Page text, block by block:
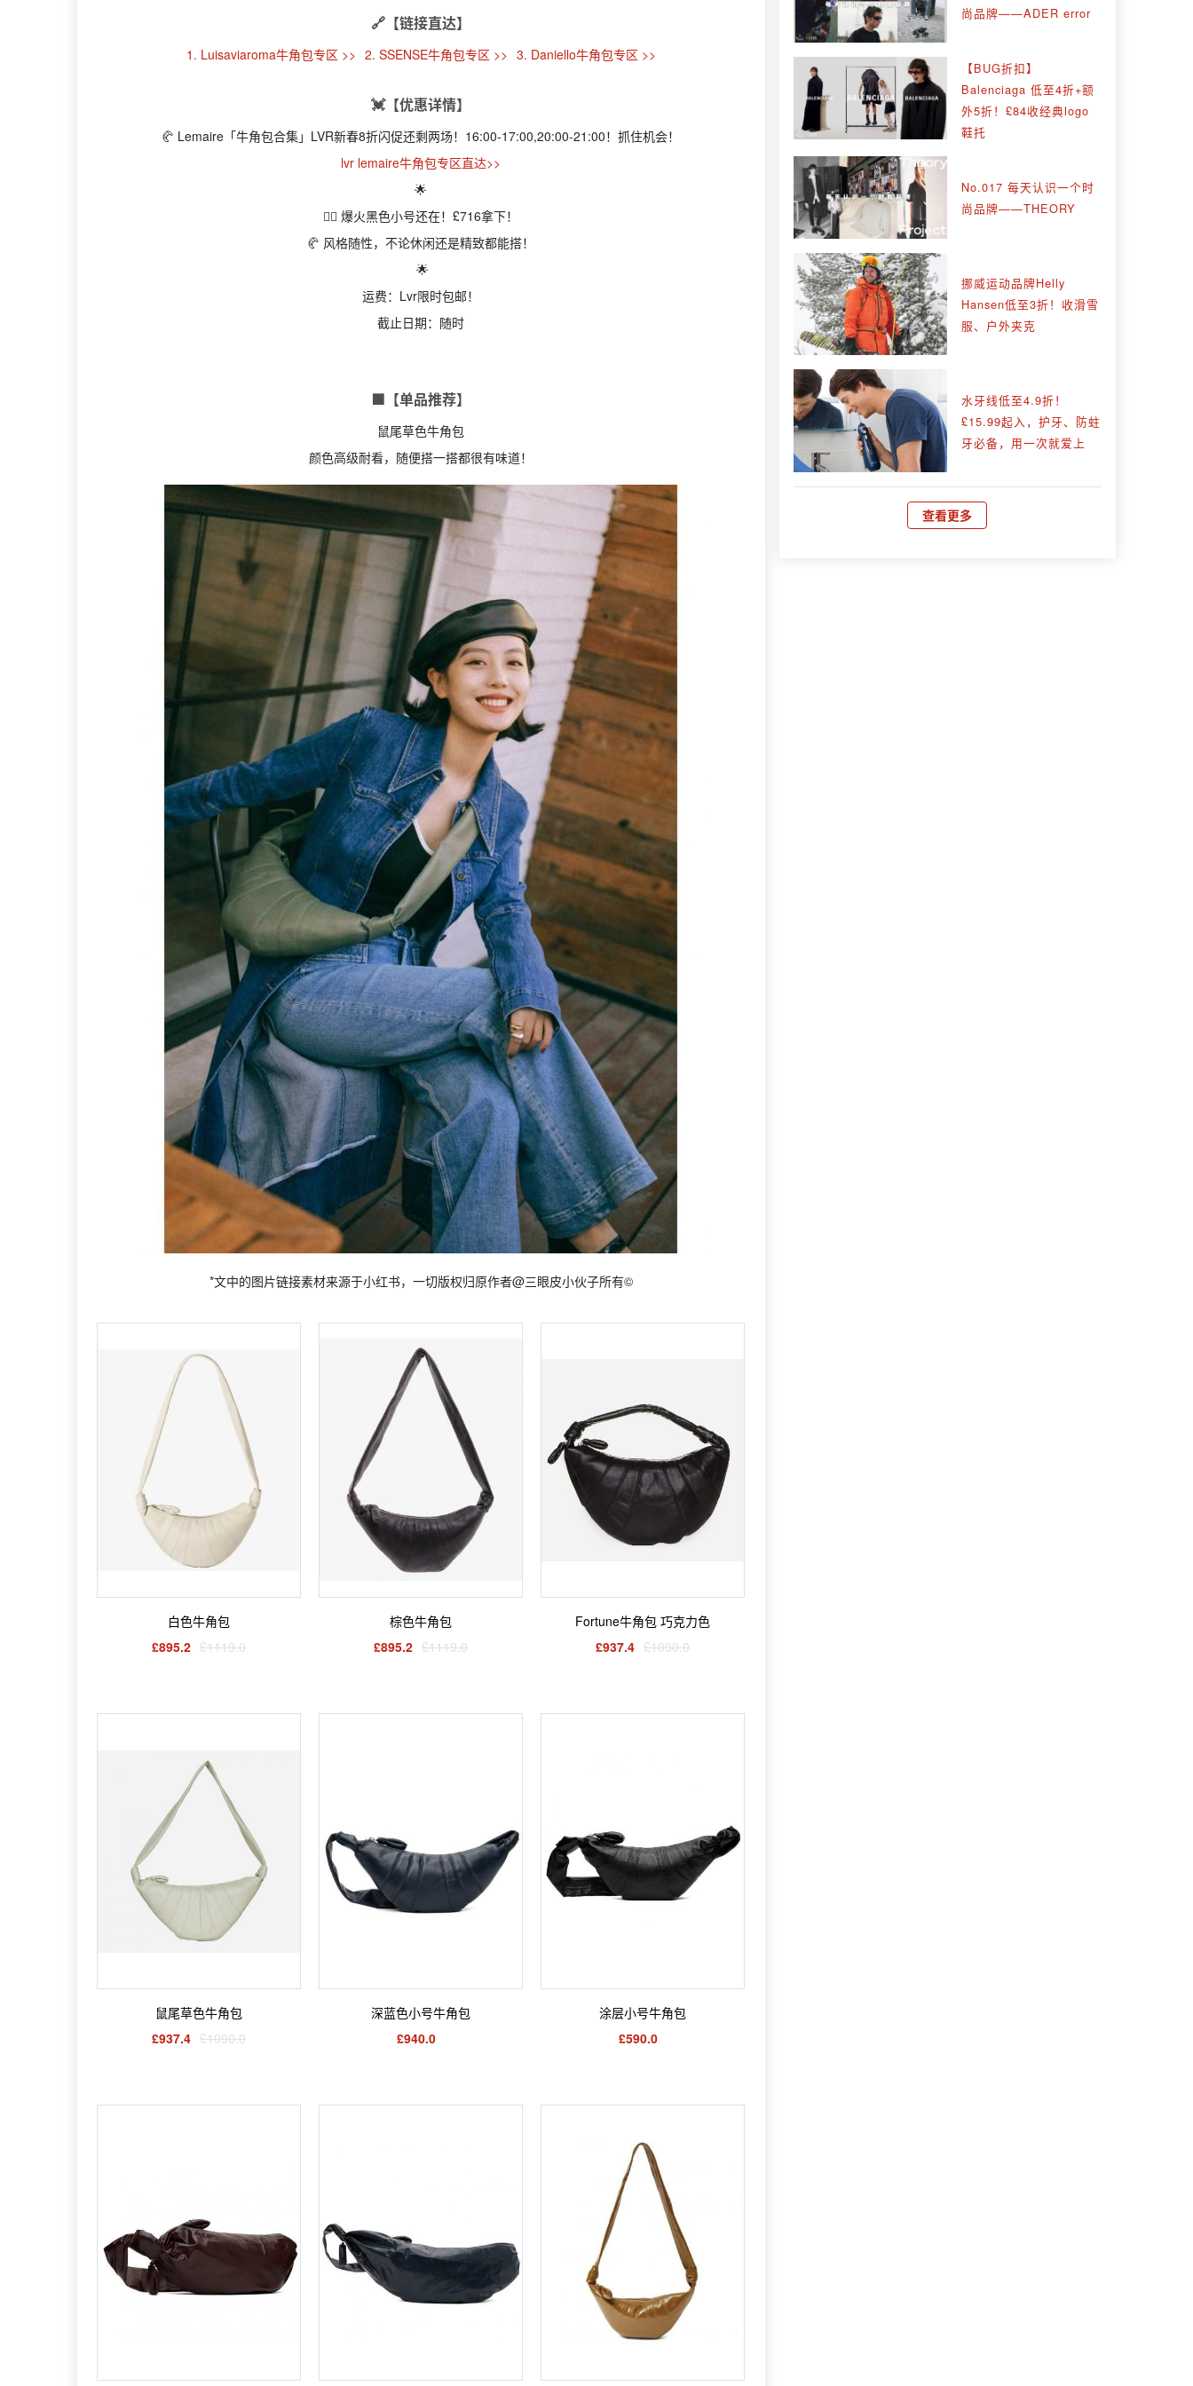
🔗【链接直达】
1. Luisaviaroma牛角包专区 >> 2. SSENSE牛角包专区 >> 3. Daniello牛角包专区 >>
💓【优惠详情】
🥐 Lemaire「牛角包合集」LVR新春8折闪促还剩两场！16:00-17:00,20:00-21:00！抓住机会！
lvr lemaire牛角包专区直达>>
🌟
👉🏻 爆火黑色小号还在！£716拿下！
🥐 风格随性，不论休闲还是精致都能搭！
🌟
运费：Lvr限时包邮！
截止日期：随时
🟩【单品推荐】
鼠尾草色牛角包
颜色高级耐看，随便搭一搭都很有味道！
*文中的图片链接素材来源于小红书，一切版权归原作者@三眼皮小伙子所有©
白色牛角包
£895.2 £1119.0
棕色牛角包
£895.2 £1119.0
Fortune牛角包 巧克力色
£937.4 £1090.0
鼠尾草色牛角包
£937.4 £1090.0
深蓝色小号牛角包
£940.0
涂层小号牛角包
£590.0
尚品牌——ADER error
【BUG折扣】
Balenciaga 低至4折+额
外5折！£84收经典logo
鞋托
No.017 每天认识一个时
尚品牌——THEORY
挪威运动品牌Helly
Hansen低至3折！收滑雪
服、户外夹克
水牙线低至4.9折！
£15.99起入，护牙、防蛀
牙必备，用一次就爱上
查看更多